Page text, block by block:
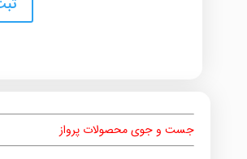
جست و جوی محصولات پرواز